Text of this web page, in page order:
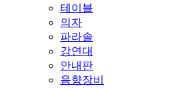
테이블
의자
파라솔
강연대
안내판
음향장비